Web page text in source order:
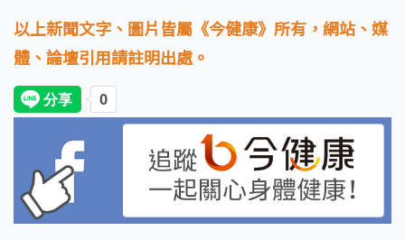
以上新聞文字、圖片皆屬《今健康》所有，網站、媒
體、論壇引用請註明出處。